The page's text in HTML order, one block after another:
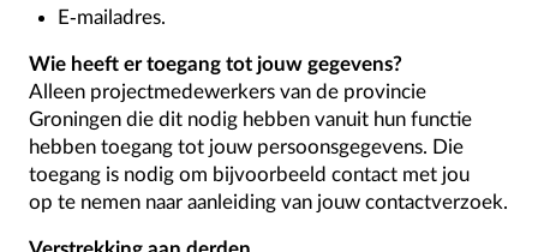
E-mailadres.
Wie heeft er toegang tot jouw gegevens?
Alleen projectmedewerkers van de provincie
Groningen die dit nodig hebben vanuit hun functie
hebben toegang tot jouw persoonsgegevens. Die
toegang is nodig om bijvoorbeeld contact met jou
op te nemen naar aanleiding van jouw contactverzoek.